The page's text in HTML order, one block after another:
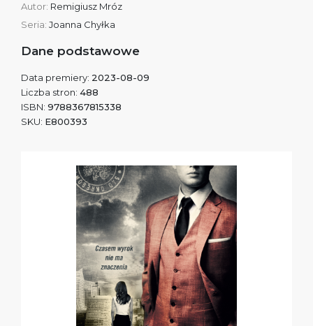
Autor: Remigiusz Mróz
Seria: Joanna Chyłka
Dane podstawowe
Data premiery: 2023-08-09
Liczba stron: 488
ISBN: 9788367815338
SKU: E800393